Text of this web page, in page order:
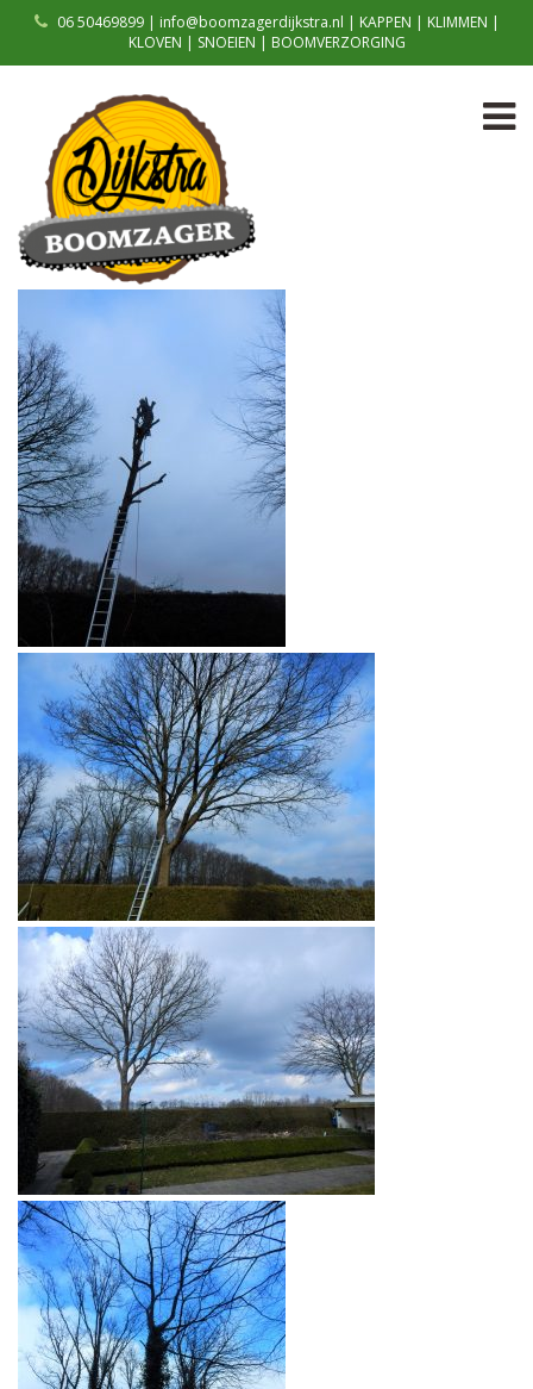
06 50469899 | info@boomzagerdijkstra.nl | KAPPEN | KLIMMEN |
KLOVEN | SNOEIEN | BOOMVERZORGING